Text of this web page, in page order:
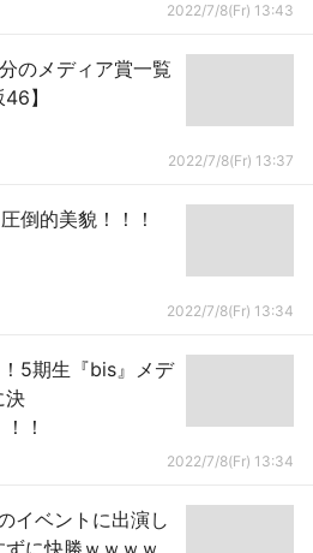
2022/7/8(Fr) 13:43
のメディア賞一覧
】
2022/7/8(Fr) 13:37
倒的美貌！！！
2022/7/8(Fr) 13:34
5期生『bis』メデ
決
！
2022/7/8(Fr) 13:34
イベントに出演し
に快勝ｗｗｗｗ